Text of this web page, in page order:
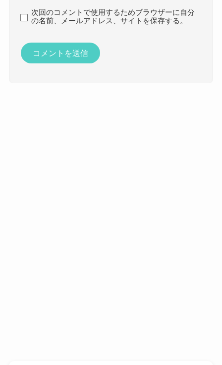
次回のコメントで使用するためブラウザーに自分
の名前、メールアドレス、サイトを保存する。